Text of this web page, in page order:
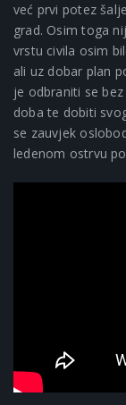
već prvi potez
grad. Osim toga
vrstu civila osim
ali uz dobar plan
je odbraniti se
doba te dobiti
se zauvjek
ledenom ostrvu